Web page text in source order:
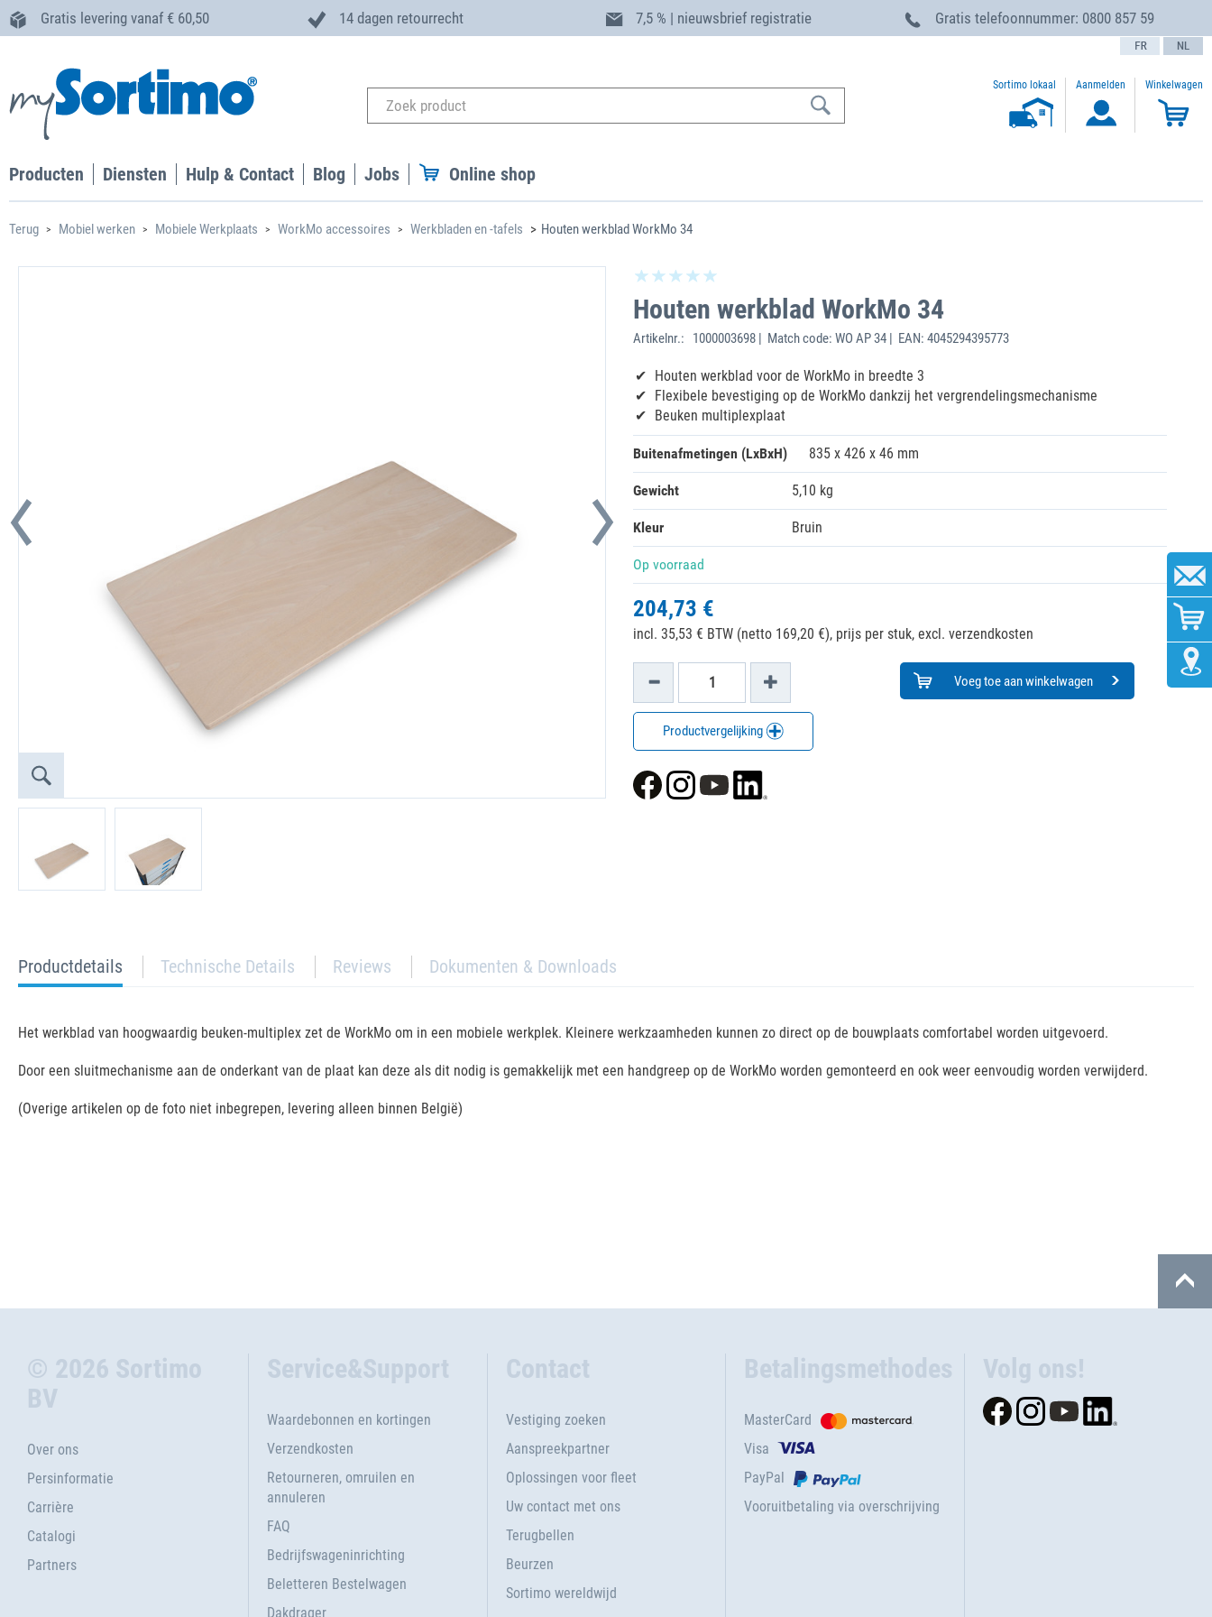
Gratis levering vanaf € 60,50 14 dagen retourrecht 7,5 % | nieuwsbrief registratie Gratis telefoonnummer: 0800 857 59
text.language
Sortimo lokaal Aanmelden Winkelwagen
Producten Diensten Hulp & Contact Blog Jobs Online shop
Terug Mobiel werken Mobiele Werkplaats WorkMo accessoires Werkbladen en -tafels Houten werkblad WorkMo 34
Houten werkblad WorkMo 34
Artikelnr.: 1000003698 | Match code: WO AP 34 | EAN: 4045294395773
Houten werkblad voor de WorkMo in breedte 3
Flexibele bevestiging op de WorkMo dankzij het vergrendelingsmechanisme
Beuken multiplexplaat
Buitenafmetingen (LxBxH) 835 x 426 x 46 mm
Gewicht 5,10 kg
Kleur Bruin
Op voorraad
204,73 €
incl. 35,53 € BTW (netto 169,20 €), prijs per stuk, excl. verzendkosten
Voeg toe aan winkelwagen
Productvergelijking
current
tab:
Productdetails Technische Details Reviews Dokumenten & Downloads
Het werkblad van hoogwaardig beuken-multiplex zet de WorkMo om in een mobiele werkplek. Kleinere werkzaamheden kunnen zo direct op de bouwplaats comfortabel worden uitgevoerd.
Door een sluitmechanisme aan de onderkant van de plaat kan deze als dit nodig is gemakkelijk met een handgreep op de WorkMo worden gemonteerd en ook weer eenvoudig worden verwijderd.
(Overige artikelen op de foto niet inbegrepen, levering alleen binnen België)
© 2026 Sortimo
BV
Over ons
Persinformatie
Carrière
Catalogi
Partners
Service&Support
Waardebonnen en kortingen
Verzendkosten
Retourneren, omruilen en
annuleren
FAQ
Bedrijfswageninrichting
Beletteren Bestelwagen
Dakdrager
Contact
Vestiging zoeken
Aanspreekpartner
Oplossingen voor fleet
Uw contact met ons
Terugbellen
Beurzen
Sortimo wereldwijd
Betalingsmethodes
MasterCard
Visa
PayPal
Vooruitbetaling via overschrijving
Volg ons!